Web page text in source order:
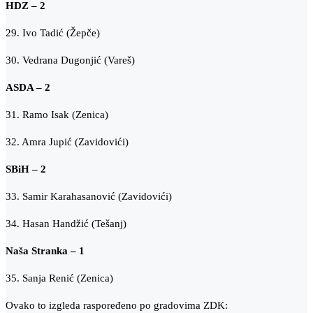
HDZ – 2
29. Ivo Tadić (Žepče)
30. Vedrana Dugonjić (Vareš)
ASDA – 2
31. Ramo Isak (Zenica)
32. Amra Jupić (Zavidovići)
SBiH – 2
33. Samir Karahasanović (Zavidovići)
34. Hasan Handžić (Tešanj)
Naša Stranka – 1
35. Sanja Renić (Zenica)
Ovako to izgleda raspoređeno po gradovima ZDK: